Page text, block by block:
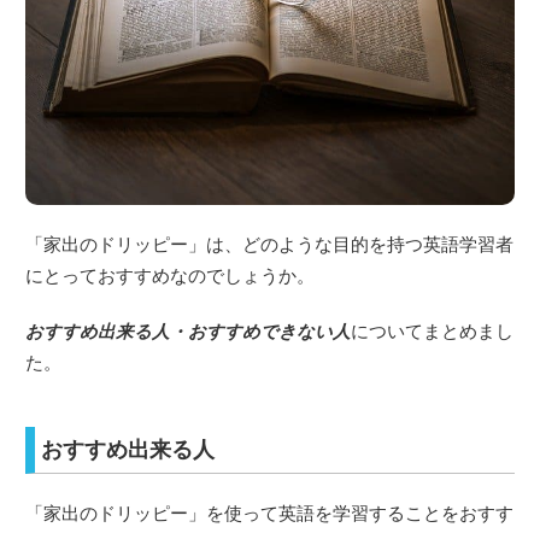
「家出のドリッピー」は、どのような目的を持つ英語学習者
にとっておすすめなのでしょうか。
おすすめ出来る人・おすすめできない人についてまとめまし
た。
おすすめ出来る人
「家出のドリッピー」を使って英語を学習することをおすす